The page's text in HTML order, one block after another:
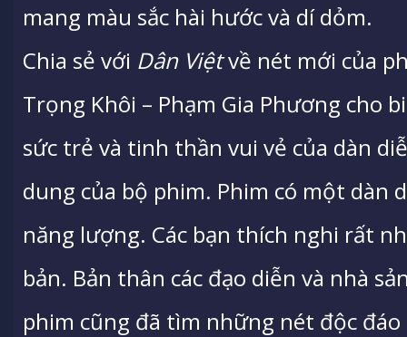
mang màu sắc hài hước và dí dỏm.
Chia sẻ với Dân Việtvề nét mới của
Trọng Khôi – Phạm Gia Phương cho
sức trẻ và tinh thần vui vẻ của dàn
dung của bộ phim. Phim có một dàn
năng lượng. Các bạn thích nghi rất
bản. Bản thân các đạo diễn và nhà
phim cũng đã tìm những nét độc